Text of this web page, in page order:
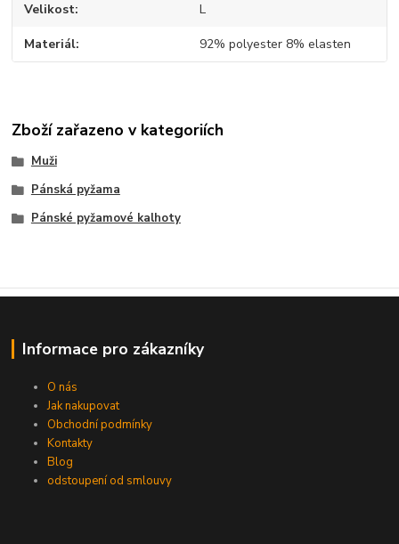
Velikost L
Materiál 92% polyester 8% elasten
Zboží zařazeno v kategoriích
Muži
Pánská pyžama
Pánské pyžamové kalhoty
Informace pro zákazníky
O nás
Jak nakupovat
Obchodní podmínky
Kontakty
Blog
odstoupení od smlouvy